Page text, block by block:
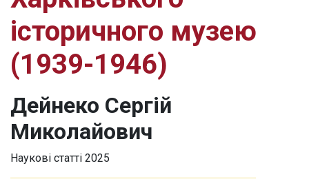
історичного музею
(1939-1946)
Дейнеко Сергій
Миколайович
Наукові статті 2025